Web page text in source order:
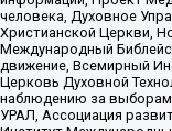
человека, Духовное
Христианской Церкви,
Международный
движение, Всемирный
Церковь Духовной
наблюдению за
УРАЛ, Ассоциация